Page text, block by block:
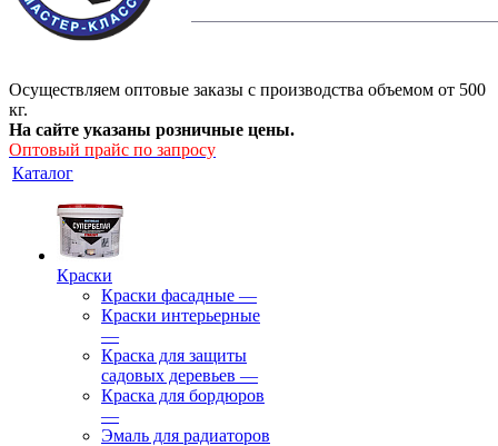
Осуществляем оптовые заказы с производства объемом от 500
кг.
На сайте указаны розничные цены.
Оптовый прайс по запросу
Каталог
Краски
Краски фасадные —
Краски интерьерные
—
Краска для защиты
садовых деревьев —
⁠Краска для бордюров
—
Эмаль для радиаторов